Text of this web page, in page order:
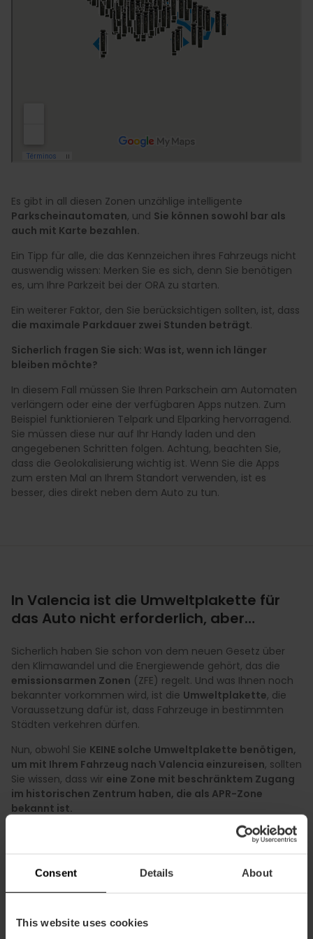
Consent Details About
This website uses cookies
Es gibt in all diesen Zonen unzählige intelligente
Parkscheinautomaten, und Sie können sowohl bar als
auch mit Karte bezahlen.
Ein Tipp für alle, die das Kennzeichen ihres Fahrzeugs nicht
auswendig wissen: Merken Sie es sich, denn Sie benötigen
es, um Ihre Parkzeit bei der ORA zu starten.
Ein weiterer Faktor, den Sie berücksichtigen sollten, ist, dass
die maximale Parkdauer zwei Stunden beträgt.
Sicherlich fragen Sie sich: Was ist, wenn ich länger
bleiben möchte?
In diesem Fall müssen Sie Ihren Parkschein am Automaten
verlängern oder eine der verfügbaren Apps nutzen. Zum
Beispiel funktionieren Telpark und Elparking hervorragend.
Sie müssen diese nur auf Ihr Handy laden und den
angegebenen Schritten folgen. Achtung, beachten Sie,
dass die Geolokalisierung wichtig ist. Wenn Sie die Apps
zum ersten Mal an Ihrem Standort verwenden, ist es
besser, dies direkt neben dem Auto zu tun.
In Valencia ist die Umweltplakette für
das Auto nicht erforderlich, aber…
Sicherlich haben Sie schon von dem neuen Gesetz über
den Klimawandel und die Energiewende gehört, das die
emissionsarmen Zonen (ZFE) regelt. Und was Ihnen noch
bekannter vorkommen wird, ist die Umweltplakette, die
Voraussetzung dafür ist, dass Fahrzeuge in bestimmten
Städten verkehren dürfen.
Nun, obwohl Sie KEINE solche Umweltplakette benötigen,
um mit Ihrem Fahrzeug nach Valencia einzureisen, sollten
Sie wissen, dass wir eine Zone mit beschränktem Zugang
im historischen Zentrum haben, die als APR-Zone
bekannt ist.
Es bedeutetÁrea de Prioridad Residencial
(Wohnprioritätsbereich) und ist Teil einer Reihe von
autorisierte Fahrzeuge oder öffentliche Verkehrsmittel